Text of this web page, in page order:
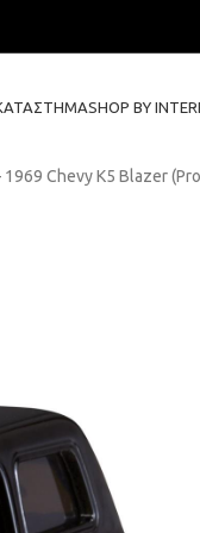
SHOP BY
1969 Chevy K5 Blazer